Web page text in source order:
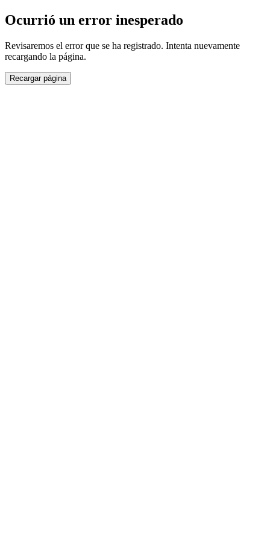
Ocurrió un error inesperado
Revisaremos el error que se ha registrado. Intenta nuevamente
recargando la página.
Recargar página